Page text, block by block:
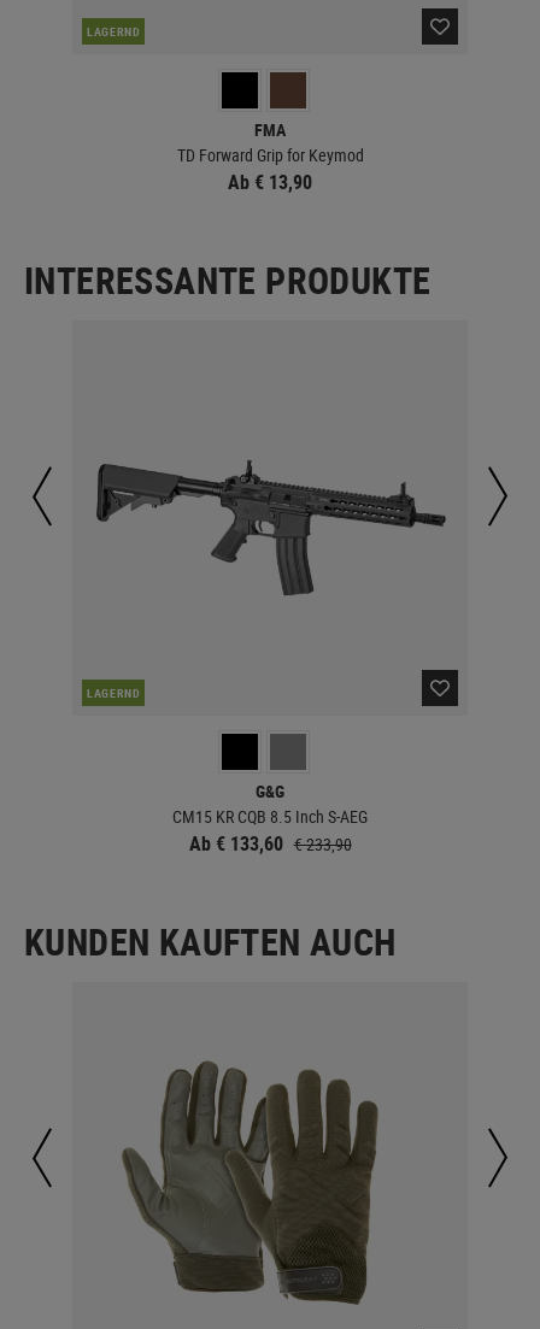
LAGERND
FMA
TD Forward Grip for Keymod
Ab € 13,90
INTERESSANTE PRODUKTE
LAGERND
G&G
CM15 KR CQB 8.5 Inch S-AEG
Ab € 133,60 € 233,90
KUNDEN KAUFTEN AUCH